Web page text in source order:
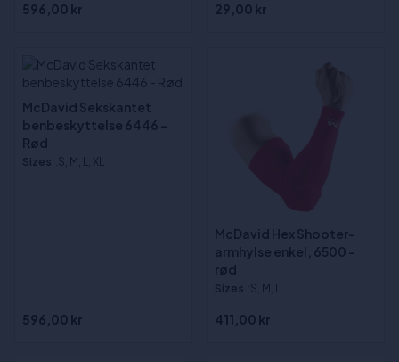
596,00 kr 29,00 kr
McDavid Sekskantet
benbeskyttelse 6446 -
Rød
Sizes :S, M, L, XL
596,00 kr
McDavid Hex Shooter-
armhylse enkel, 6500 -
rød
Sizes :S, M, L
411,00 kr